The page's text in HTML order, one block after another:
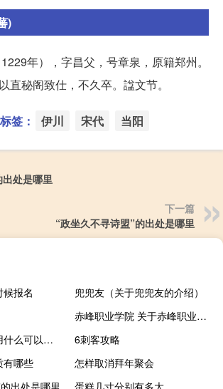
)
年），字昌父，号章泉，原籍郑州。
直秘阁致仕，不久卒。諡文节。
签： 伊川 宋代 当阳
出处是哪里
下一篇
“政坐久不寻诗盟”的出处是哪里
报名
兜兜友（关于兜兜友的介绍）
赤峰职业学院 关于赤峰职业学院的介绍
奶油蛋糕预拌粉用什么可以代替
6刺客攻略
有哪些
怎样取消拜年聚会